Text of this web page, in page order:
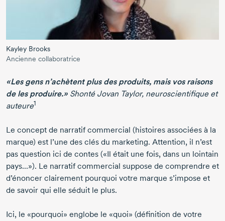
Kayley Brooks
Ancienne collaboratrice
«Les gens n’achètent plus des produits, mais vos raisons
de les produire.» Shonté Jovan Taylor, neuroscientifique et
auteure1
Le concept de narratif commercial (histoires associées à la
marque) est l’une des clés du marketing. Attention, il n’est
pas question ici de contes («Il était une fois, dans un lointain
pays...»). Le narratif commercial suppose de comprendre et
d’énoncer clairement pourquoi votre marque s’impose et
de savoir qui elle séduit le plus.
Ici, le «pourquoi» englobe le «quoi» (définition de votre